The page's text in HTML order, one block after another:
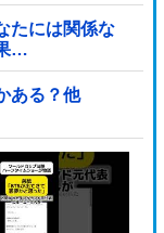
たには関係な
…
ある？他